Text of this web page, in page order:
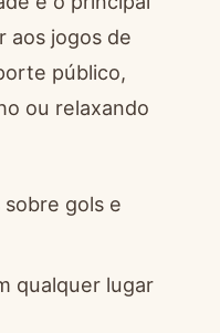
aos jogos de
público,
ou relaxando
gols e
qualquer lugar